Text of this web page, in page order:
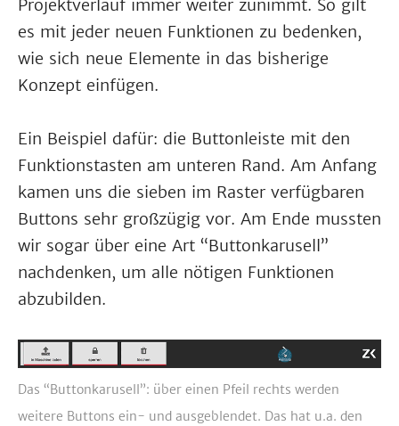
Projektverlauf immer weiter zunimmt. So gilt
es mit jeder neuen Funktionen zu bedenken,
wie sich neue Elemente in das bisherige
Konzept einfügen.
Ein Beispiel dafür: die Buttonleiste mit den
Funktionstasten am unteren Rand. Am Anfang
kamen uns die sieben im Raster verfügbaren
Buttons sehr großzügig vor. Am Ende mussten
wir sogar über eine Art “Buttonkarusell”
nachdenken, um alle nötigen Funktionen
abzubilden.
Das “Buttonkarusell”: über einen Pfeil rechts werden
weitere Buttons ein- und ausgeblendet. Das hat u.a. den